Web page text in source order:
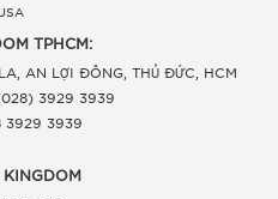
TPHCM:
AN LỢI ĐÔNG, THỦ ĐỨC, HCM
3929 3939
3929 3939